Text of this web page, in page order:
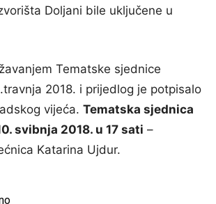
Doljani bile uključene u
Tematske sjednice
2018. i prijedlog je potpisalo
vijeća. Tematska sjednica
svibnja 2018. u 17 sati –
Katarina Ujdur.